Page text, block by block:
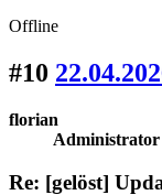
Offline
#10
florian
Administrator
Re: [gelöst]